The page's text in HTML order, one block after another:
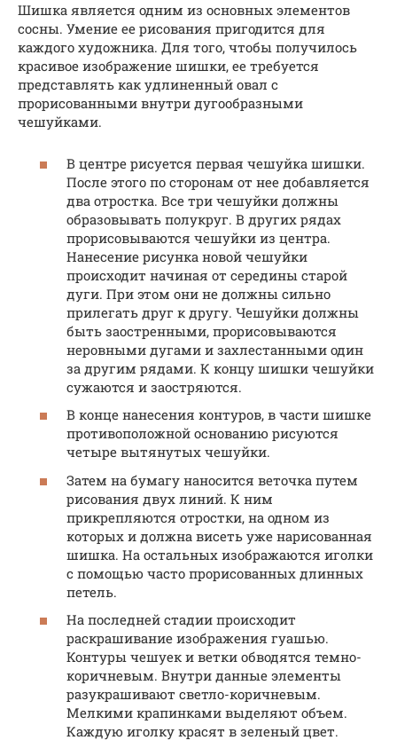
Шишка является одним из основных элементов
сосны. Умение ее рисования пригодится для
каждого художника. Для того, чтобы получилось
красивое изображение шишки, ее требуется
представлять как удлиненный овал с
прорисованными внутри дугообразными
чешуйками.
В центре рисуется первая чешуйка шишки.
После этого по сторонам от нее добавляется
два отростка. Все три чешуйки должны
образовывать полукруг. В других рядах
прорисовываются чешуйки из центра.
Нанесение рисунка новой чешуйки
происходит начиная от середины старой
дуги. При этом они не должны сильно
прилегать друг к другу. Чешуйки должны
быть заостренными, прорисовываются
неровными дугами и захлестанными один
за другим рядами. К концу шишки чешуйки
сужаются и заостряются.
В конце нанесения контуров, в части шишке
противоположной основанию рисуются
четыре вытянутых чешуйки.
Затем на бумагу наносится веточка путем
рисования двух линий. К ним
прикрепляются отростки, на одном из
которых и должна висеть уже нарисованная
шишка. На остальных изображаются иголки
с помощью часто прорисованных длинных
петель.
На последней стадии происходит
раскрашивание изображения гуашью.
Контуры чешуек и ветки обводятся темно-
коричневым. Внутри данные элементы
разукрашивают светло-коричневым.
Мелкими крапинками выделяют объем.
Каждую иголку красят в зеленый цвет.